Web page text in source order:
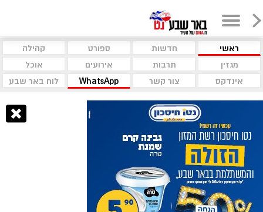
ראשי חדשות ספורט
קהילה
מגזין
תרבות אירועים
אוכל
אינדקס
צור קשר WhatsApp לוח באר שבע